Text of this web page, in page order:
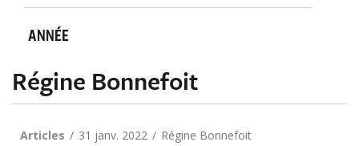
ANNÉE
Régine Bonnefoit
Articles 31 janv. 2022 Régine Bonnefoit